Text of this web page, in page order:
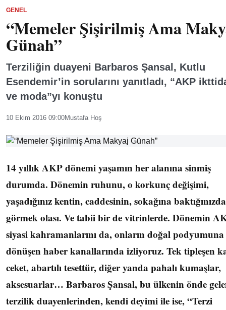
GENEL
“Memeler Şişirilmiş Ama
Günah”
Terziliğin duayeni Barbaros Şansal, Kutlu
Esendemir’in sorularını yanıtladı, “AKP
ve moda”yı konuştu
10 Ekim 2016 09:00Mustafa Hoş
14 yıllık AKP dönemi yaşamın her alanına sinmiş
durumda. Dönemin ruhunu, o korkunç değişimi,
yaşadığınız kentin, caddesinin, sokağına
görmek olası. Ve tabii bir de vitrinlerde. Dönemin
siyasi kahramanlarını da, onların doğal podyumuna
dönüşen haber kanallarında izliyoruz. Tek tipleşen
ceket, abartılı tesettür, diğer yanda pahalı kumaşlar,
aksesuarlar… Barbaros Şansal, bu ülkenin önde
terzilik duayenlerinden, kendi deyimi ile ise, “Terzi